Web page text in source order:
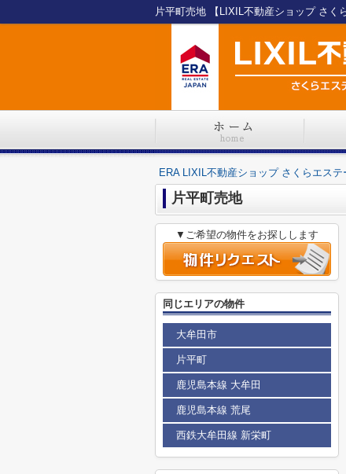
ERA LIXIL不動産ショップ さくらエス
片平町売地
▼ご希望の物件をお探しします
同じエリアの物件
大牟田市
片平町
鹿児島本線 大牟田
鹿児島本線 荒尾
西鉄大牟田線 新栄町